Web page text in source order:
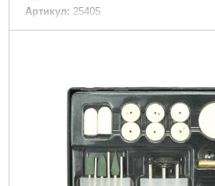
Артикул: 25405
Код товара: 20.94.57
Подробнее...